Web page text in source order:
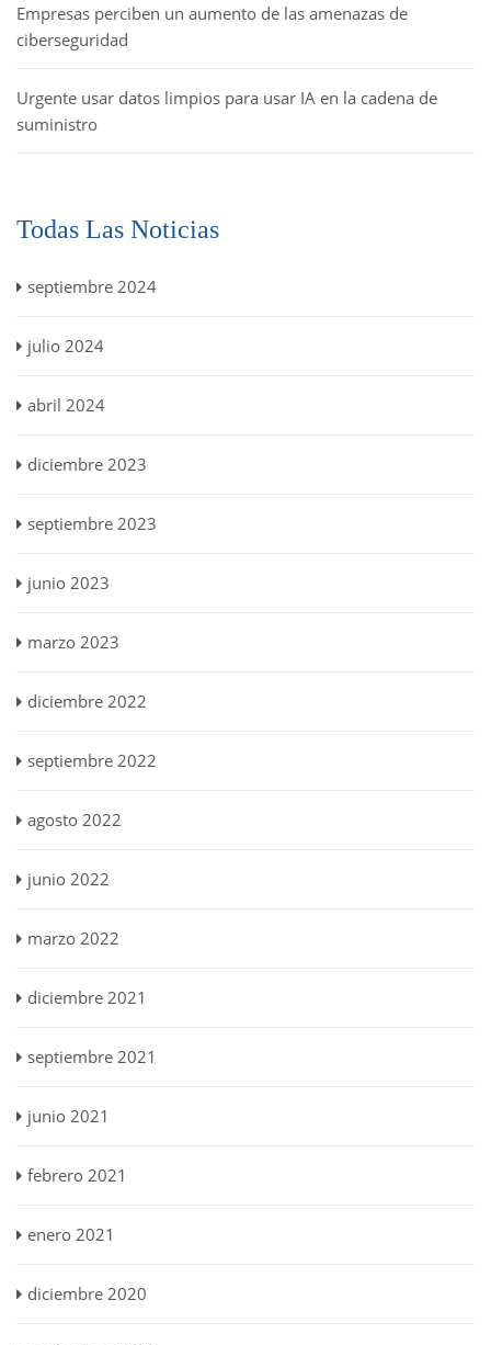
Empresas perciben un aumento de las amenazas de
ciberseguridad
Urgente usar datos limpios para usar IA en la cadena de
suministro
Todas Las Noticias
septiembre 2024
julio 2024
abril 2024
diciembre 2023
septiembre 2023
junio 2023
marzo 2023
diciembre 2022
septiembre 2022
agosto 2022
junio 2022
marzo 2022
diciembre 2021
septiembre 2021
junio 2021
febrero 2021
enero 2021
diciembre 2020